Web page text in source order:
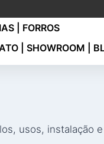
| FORROS
| SHOWROOM |
usos, instalação